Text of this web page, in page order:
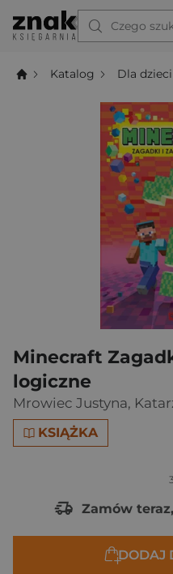
Czego
Katalog Dla dzieci
Minecraft
logiczne
Mrowiec Justyna,
KSIĄŻKA
Zamów
DODAJ